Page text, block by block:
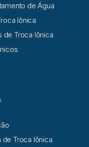
de Água
Iônica
de Troca Iônica
de Troca Iônica